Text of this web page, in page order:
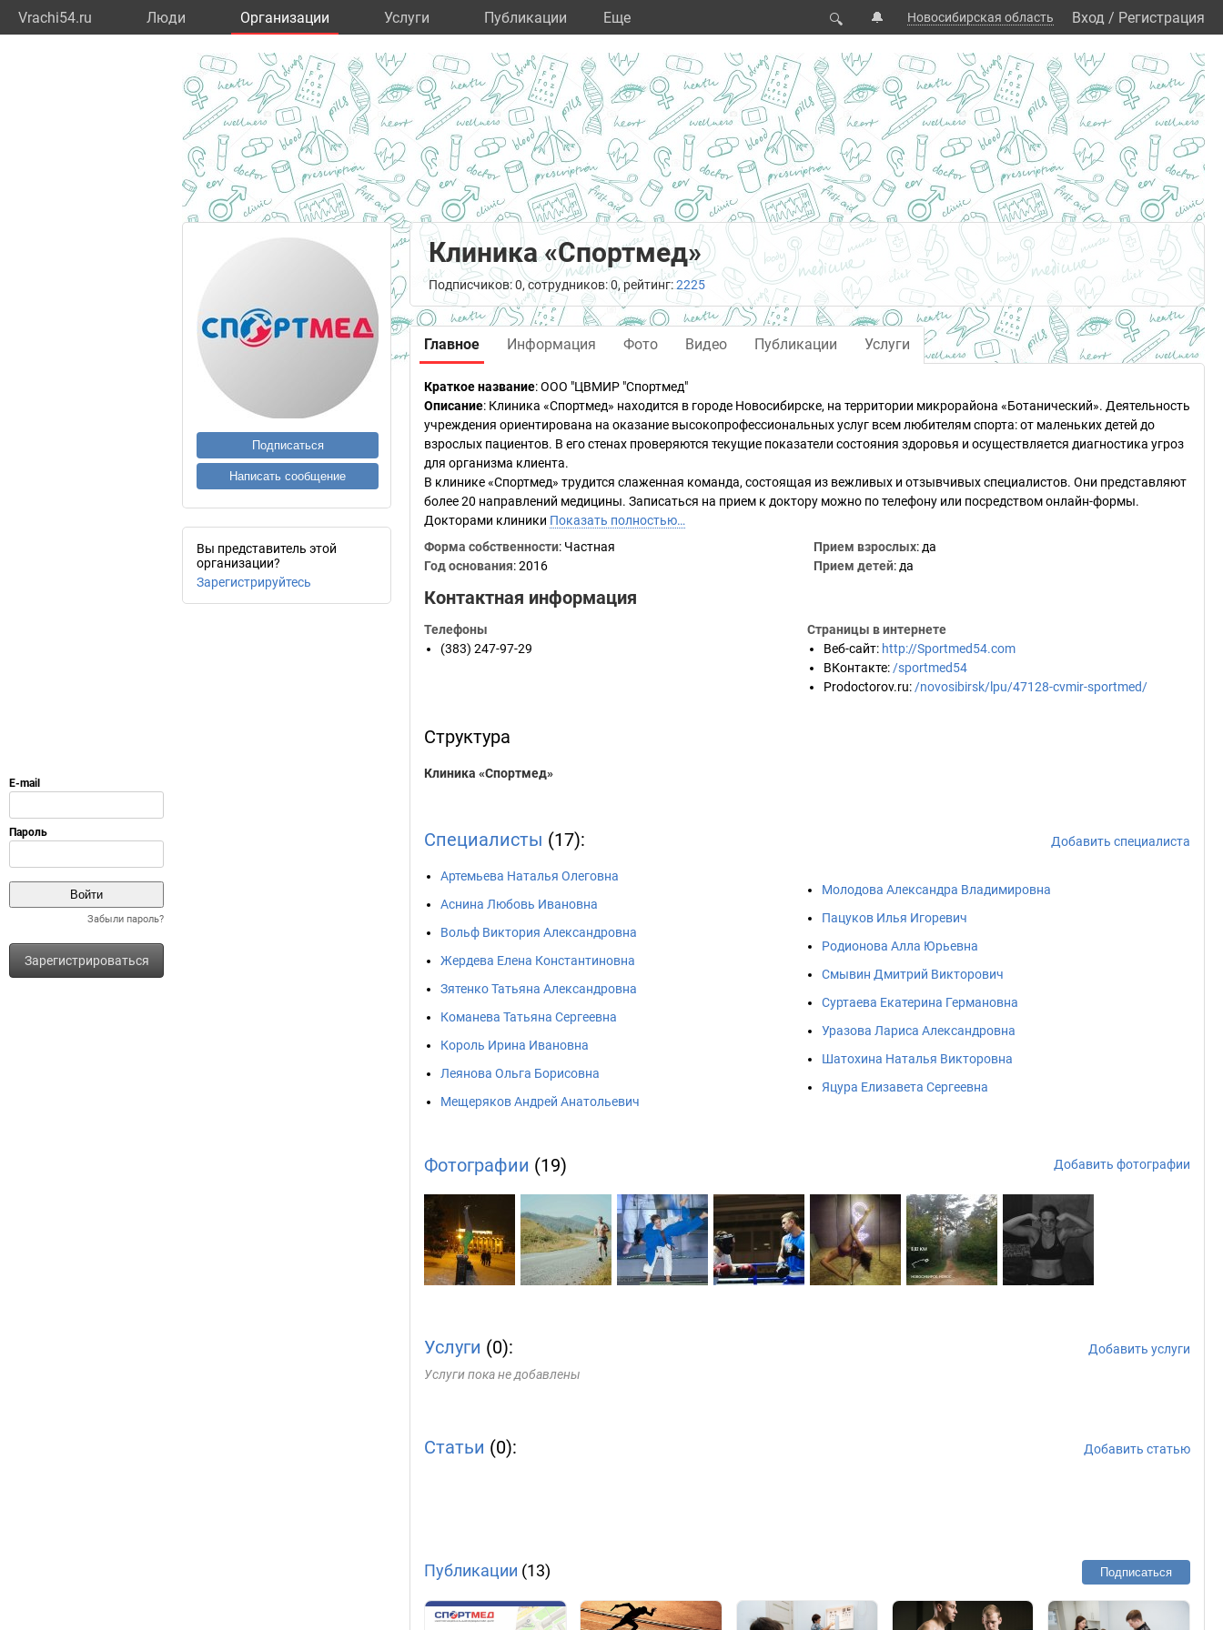
Vrachi54.ru Люди Организации Услуги Публикации Eще 🔍 🔔 Новосибирская область Вход / Регистрация
Забыли пароль?
Зарегистрироваться
Подписаться
Написать сообщение
Вы представитель этой
организации?
Зарегистрируйтесь
Клиника «Спортмед»
Подписчиков: 0, сотрудников: 0, рейтинг:2225
Главное Информация Фото Видео Публикации Услуги
Краткое название:ООО "ЦВМИР "Спортмед"
Описание: Клиника «Спортмед» находится в городе Новосибирске, на территории микрорайона «Ботанический». Деятельность
учреждения ориентирована на оказание высокопрофессиональных услуг всем любителям спорта: от маленьких детей до
взрослых пациентов. В его стенах проверяются текущие показатели состояния здоровья и осуществляется диагностика угроз
для организма клиента.
В клинике «Спортмед» трудится слаженная команда, состоящая из вежливых и отзывчивых специалистов. Они представляют
более 20 направлений медицины. Записаться на прием к доктору можно по телефону или посредством онлайн-формы.
Докторами клиники Показать полностью…
Форма собственности: Частная
Год основания:2016
Прием взрослых: да
Прием детей: да
Контактная информация
Телефоны
(383) 247-97-29
Страницы в интернете
Веб-сайт: http://Sportmed54.com
ВКонтакте: /sportmed54
Prodoctorov.ru: /novosibirsk/lpu/47128-cvmir-sportmed/
Структура
Клиника «Спортмед»
Специалисты (17): Добавить специалиста
Артемьева Наталья Олеговна
Аснина Любовь Ивановна
Вольф Виктория Александровна
Жердева Елена Константиновна
Зятенко Татьяна Александровна
Команева Татьяна Сергеевна
Король Ирина Ивановна
Леянова Ольга Борисовна
Мещеряков Андрей Анатольевич
Молодова Александра Владимировна
Пацуков Илья Игоревич
Родионова Алла Юрьевна
Смывин Дмитрий Викторович
Суртаева Екатерина Германовна
Уразова Лариса Александровна
Шатохина Наталья Викторовна
Яцура Елизавета Сергеевна
Фотографии (19) Добавить фотографии
Услуги (0):
Добавить услуги
Услуги пока не добавлены
Статьи (0): Добавить статью
Публикации (13) Подписаться